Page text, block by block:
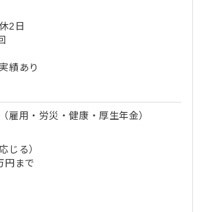
2日
績あり
雇用・労災・健康・厚生年金）
じる）
円まで